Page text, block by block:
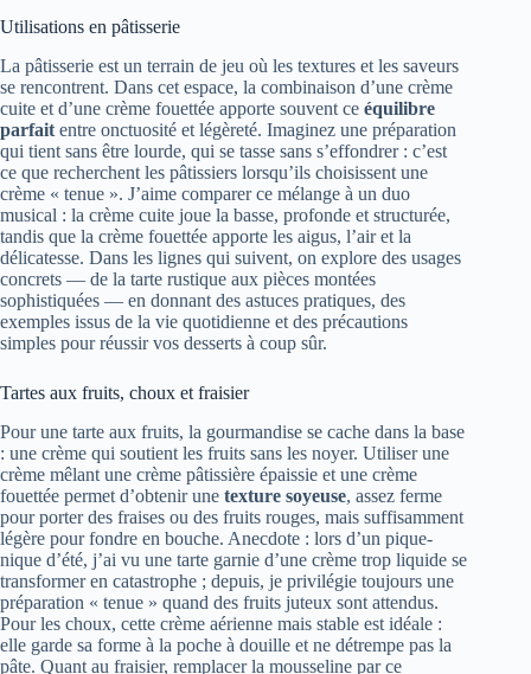
Utilisations en pâtisserie
La pâtisserie est un terrain de jeu où les textures et les saveurs
se rencontrent. Dans cet espace, la combinaison d’une crème
cuite et d’une crème fouettée apporte souvent ce équilibre
parfait entre onctuosité et légèreté. Imaginez une préparation
qui tient sans être lourde, qui se tasse sans s’effondrer : c’est
ce que recherchent les pâtissiers lorsqu’ils choisissent une
crème « tenue ». J’aime comparer ce mélange à un duo
musical : la crème cuite joue la basse, profonde et structurée,
tandis que la crème fouettée apporte les aigus, l’air et la
délicatesse. Dans les lignes qui suivent, on explore des usages
concrets — de la tarte rustique aux pièces montées
sophistiquées — en donnant des astuces pratiques, des
exemples issus de la vie quotidienne et des précautions
simples pour réussir vos desserts à coup sûr.
Tartes aux fruits, choux et fraisier
Pour une tarte aux fruits, la gourmandise se cache dans la base
: une crème qui soutient les fruits sans les noyer. Utiliser une
crème mêlant une crème pâtissière épaissie et une crème
fouettée permet d’obtenir une texture soyeuse, assez ferme
pour porter des fraises ou des fruits rouges, mais suffisamment
légère pour fondre en bouche. Anecdote : lors d’un pique-
nique d’été, j’ai vu une tarte garnie d’une crème trop liquide se
transformer en catastrophe ; depuis, je privilégie toujours une
préparation « tenue » quand des fruits juteux sont attendus.
Pour les choux, cette crème aérienne mais stable est idéale :
elle garde sa forme à la poche à douille et ne détrempe pas la
pâte. Quant au fraisier, remplacer la mousseline par ce